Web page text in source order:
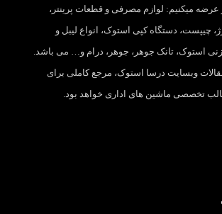
عرضه میکنیم: لوازم مصرفی و قطعات پرینتر،
چیپست، دستگاه کپی استوک، انواع لیبل و
استوک، تانک جوهر، جوهر، درام و… می باشد.
وبسایت درسا استوک، مرجع کاملی برای
تخصصی ماشین های اداری خواهد بود.